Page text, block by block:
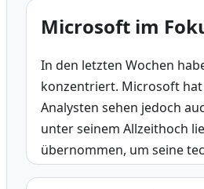
Microsoft im
In den letzten Wochen
konzentriert. Microsoft hat
Analysten sehen jedoch
unter seinem Allzeithoch
übernommen, um seine